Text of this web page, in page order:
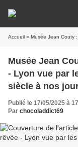
Accueil » Musée Jean Couty :
Musée Jean
- Lyon vue par
siècle à nos
Publié le 17/05/2025 à
Par chocoladdict69